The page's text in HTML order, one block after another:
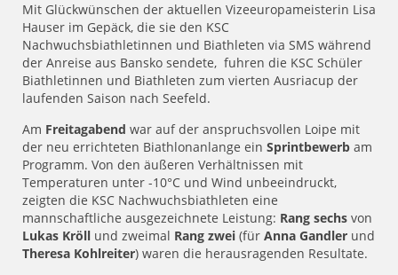
Mit Glückwünschen der aktuellen Vizeeuropameisterin Lisa
Hauser im Gepäck, die sie den KSC
Nachwuchsbiathletinnen und Biathleten via SMS während
der Anreise aus Bansko sendete, fuhren die KSC Schüler
Biathletinnen und Biathleten zum vierten Ausriacup der
laufenden Saison nach Seefeld.
Am Freitagabend war auf der anspruchsvollen Loipe mit
der neu errichteten Biathlonanlange ein Sprintbewerb am
Programm. Von den äußeren Verhältnissen mit
Temperaturen unter -10°C und Wind unbeeindruckt,
zeigten die KSC Nachwuchsbiathleten eine
mannschaftliche ausgezeichnete Leistung: Rang sechs von
Lukas Kröll und zweimal Rang zwei (für Anna Gandler und
Theresa Kohlreiter) waren die herausragenden Resultate.